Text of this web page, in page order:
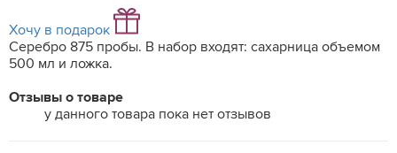
Хочу в подарок
Серебро 875 пробы. В набор входят: сахарница объемом
500 мл и ложка.
Отзывы о товаре
у данного товара пока нет отзывов